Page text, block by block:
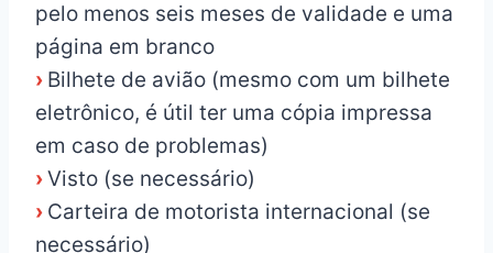
pelo menos seis meses de validade e uma
página em branco
› Bilhete de avião (mesmo com um bilhete
eletrônico, é útil ter uma cópia impressa
em caso de problemas)
›Visto (se necessário)
› Carteira de motorista internacional (se
necessário)